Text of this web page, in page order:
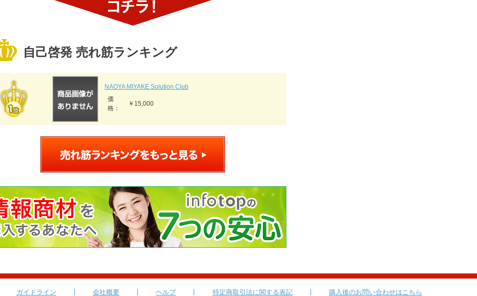
自己啓発 売れ筋ランキング
NAOYA MIYAKE Solution Club
価
格：
￥15,000
ガイドライン 会社概要 ヘルプ 特定商取引法に関する表記 購入後のお問い合わせはこちら